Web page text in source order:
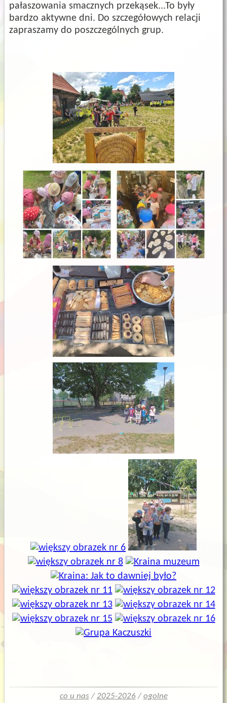
pałaszowania smacznych przekąsek...To były
bardzo aktywne dni. Do szczegółowych relacji
zapraszamy do poszczególnych grup.
co u nas / 2025-2026 / ogolne